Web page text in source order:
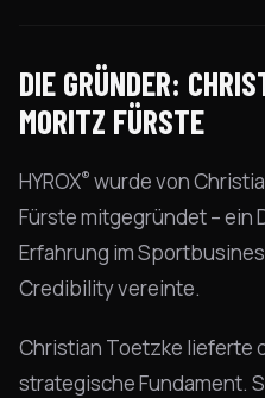
DIE GRÜNDER:
MORITZ FÜRSTE
HYROX® wurde von
Fürste mitgegründet – ein
Erfahrung im
Credibility vereinte.
Christian Toetzke lieferte
strategische Fundament.